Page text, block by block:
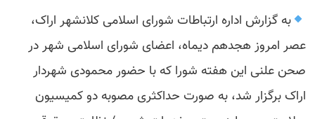
به گزارش اداره ارتباطات شورای اسلامی کلانشهر اراک،
عصر امروز هجدهم دیماه، اعضای شورای اسلامی شهر در
صحن علنی این هفته شورا که با حضور محمودی شهردار
اراک برگزار شد، به صورت حداکثری مصوبه دو کمیسیون